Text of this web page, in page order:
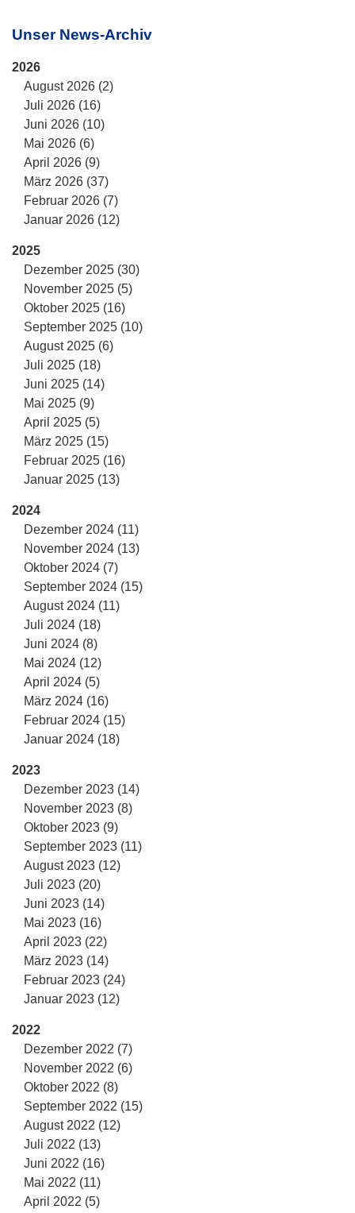
Unser News-Archiv
2026
August 2026 (2)
Juli 2026 (16)
Juni 2026 (10)
Mai 2026 (6)
April 2026 (9)
März 2026 (37)
Februar 2026 (7)
Januar 2026 (12)
2025
Dezember 2025 (30)
November 2025 (5)
Oktober 2025 (16)
September 2025 (10)
August 2025 (6)
Juli 2025 (18)
Juni 2025 (14)
Mai 2025 (9)
April 2025 (5)
März 2025 (15)
Februar 2025 (16)
Januar 2025 (13)
2024
Dezember 2024 (11)
November 2024 (13)
Oktober 2024 (7)
September 2024 (15)
August 2024 (11)
Juli 2024 (18)
Juni 2024 (8)
Mai 2024 (12)
April 2024 (5)
März 2024 (16)
Februar 2024 (15)
Januar 2024 (18)
2023
Dezember 2023 (14)
November 2023 (8)
Oktober 2023 (9)
September 2023 (11)
August 2023 (12)
Juli 2023 (20)
Juni 2023 (14)
Mai 2023 (16)
April 2023 (22)
März 2023 (14)
Februar 2023 (24)
Januar 2023 (12)
2022
Dezember 2022 (7)
November 2022 (6)
Oktober 2022 (8)
September 2022 (15)
August 2022 (12)
Juli 2022 (13)
Juni 2022 (16)
Mai 2022 (11)
April 2022 (5)